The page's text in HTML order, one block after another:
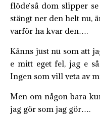
flöde`så dom slipper
stängt ner den helt nu,
varför ha kvar den….
Känns just nu som att
e mitt eget fel, jag e
Ingen som vill veta av
Men om någon bara
jag gör som jag gör….